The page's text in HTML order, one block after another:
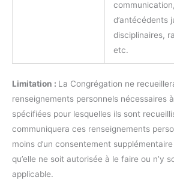
d’antécédents
disciplinaires,
etc.
Limitation : La Congrégation ne
renseignements personnels nécessaires
spécifiées pour lesquelles ils sont
communiquera ces renseignements
moins d’un consentement
qu’elle ne soit autorisée à le faire ou n’y
applicable.